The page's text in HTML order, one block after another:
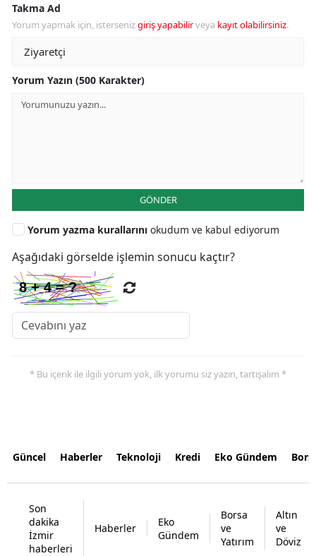
Takma Ad
Yorum yapmak için, istersenizgiriş yapabilirveya kayıt olabilirsiniz.
Yorum Yazın (500 Karakter)
GÖNDER
Yorum yazma kurallarını okudum ve kabul ediyorum
Aşağıdaki görselde işlemin sonucu kaçtır?
* Bu içerik ile ilgili yorum yok, ilk yorumu siz yazın, tartışalım *
Güncel Haberler Teknoloji Kredi Eko Gündem
Son
dakika
İzmir
haberleri
Haberler
Eko
Gündem
Borsa
ve
Yatırım
Altın
ve
Döviz